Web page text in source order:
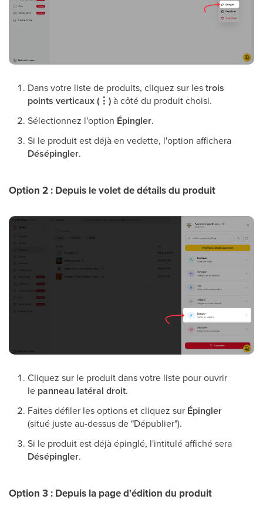
Dans votre liste de produits, cliquez sur lestrois
points verticaux (⋮)à côté du produit choisi.
Sélectionnez l'option Épingler.
Si le produit est déjà en vedette, l'option affichera
Désépingler.
Option 2 : Depuis le volet de détails du produit
Cliquez sur le produit dans votre liste pour ouvrir
le panneau latéral droit.
Faites défiler les options et cliquez sur Épingler
(situé juste au-dessus de "Dépublier").
Si le produit est déjà épinglé, l'intitulé affiché sera
Désépingler.
Option 3 : Depuis la page d'édition du produit